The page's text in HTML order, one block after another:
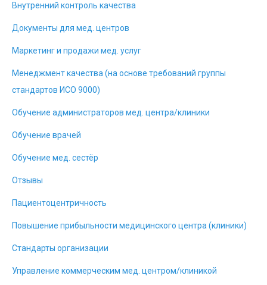
Внутренний контроль качества
Документы для мед. центров
Маркетинг и продажи мед. услуг
Менеджмент качества (на основе требований группы
стандартов ИСО 9000)
Обучение администраторов мед. центра/клиники
Обучение врачей
Обучение мед. сестёр
Отзывы
Пациентоцентричность
Повышение прибыльности медицинского центра (клиники)
Стандарты организации
Управление коммерческим мед. центром/клиникой